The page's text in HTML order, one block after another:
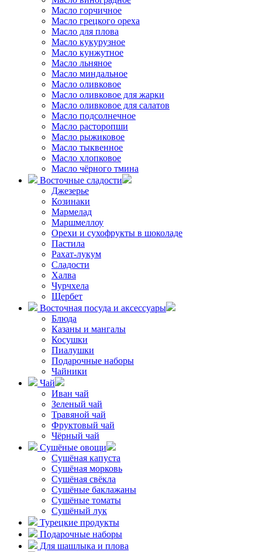
Масло горчичное
Масло грецкого ореха
Масло для плова
Масло кукурузное
Масло кунжутное
Масло льняное
Масло миндальное
Масло оливковое
Масло оливковое для жарки
Масло оливковое для салатов
Масло подсолнечное
Масло расторопши
Масло рыжиковое
Масло тыквенное
Масло хлопковое
Масло чёрного тмина
Восточные сладости
Джезерье
Козинаки
Мармелад
Маршмеллоу
Орехи и сухофрукты в шоколаде
Пастила
Рахат-лукум
Сладости
Халва
Чурчхела
Щербет
Восточная посуда и аксессуары
Блюда
Казаны и мангалы
Косушки
Пиалушки
Подарочные наборы
Чайники
Чай
Иван чай
Зеленый чай
Травяной чай
Фруктовый чай
Чёрный чай
Сушёные овощи
Сушёная капуста
Сушёная морковь
Сушёная свёкла
Сушёные баклажаны
Сушёные томаты
Сушёный лук
Турецкие продукты
Подарочные наборы
Для шашлыка и плова